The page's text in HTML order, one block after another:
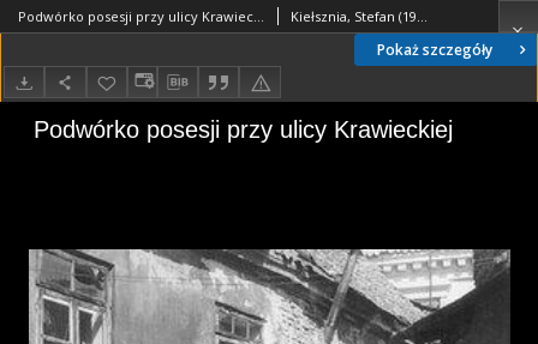
Pokaż szczegóły
Podwórko posesji przy ulicy Krawieckiej Kiełsznia, Stefan (1911-1987)